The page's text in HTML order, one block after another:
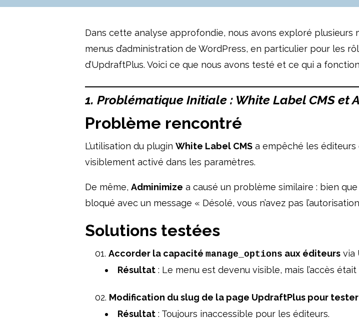
Dans cette analyse approfondie, nous avons exploré plusieurs
menus d’administration de WordPress, en particulier pour les
d’UpdraftPlus. Voici ce que nous avons testé et ce qui a
1. Problématique Initiale : White Label CMS et
Problème rencontré
L’utilisation du pluginWhite Label CMS a empêché les éditeurs
visiblement activé dans les paramètres.
De même,Adminimize a causé un problème similaire : bien
bloqué avec un message « Désolé, vous n’avez pas
Solutions testées
Accorder la capacitémanage_options aux éditeurs via
Résultat : Le menu est devenu visible, mais l’accès
Modification du slug de la page UpdraftPlus pour
Résultat : Toujours inaccessible pour les éditeurs.